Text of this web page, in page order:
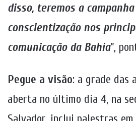
disso, teremos a
conscientização nos
comunicação da Bahia”,
Pegue a visão: a grade das
aberta no último dia 4, na